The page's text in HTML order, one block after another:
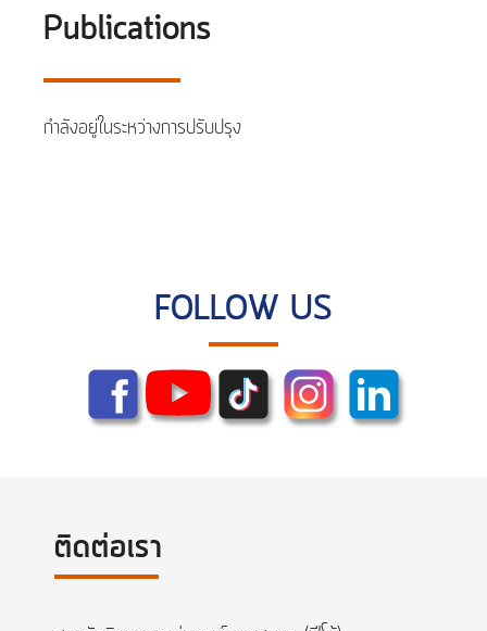
Publications
กำลังอยู่ในระหว่างการปรับปรุง
FOLLOW US
ติดต่อเรา